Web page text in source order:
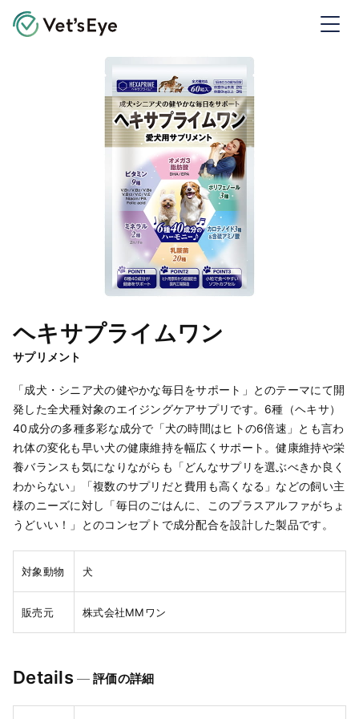
ヘキサプライムワン
サプリメント
「成犬・シニア犬の健やかな毎日をサポート」とのテーマにて開
発した全犬種対象のエイジングケアサプリです。6種（ヘキサ）
40成分の多種多彩な成分で「犬の時間はヒトの6倍速」とも言わ
れ体の変化も早い犬の健康維持を幅広くサポート。健康維持や栄
養バランスも気になりながらも「どんなサプリを選ぶべきか良く
わからない」「複数のサプリだと費用も高くなる」などの飼い主
様のニーズに対し「毎日のごはんに、このプラスアルファがちょ
うどいい！」とのコンセプトで成分配合を設計した製品です。
対象動物 犬
販売元 株式会社MMワン
Details 評価の詳細